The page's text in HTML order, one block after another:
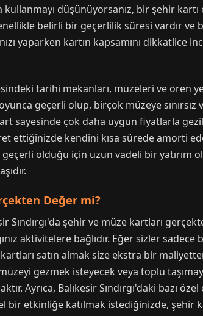
düşünüyorsanız, bir şehir
belirli bir geçerlilik süresi vardır ve bu
yaparken kartın kapsamını dikkatlice
tarihi mekanları, müzeleri ve
geçerli olup, birçok müzeye sınırsız
sayesinde çok daha uygun fiyatlarla
ettiğinizde kendini kısa sürede amorti
olduğu için uzun vadeli bir yatırım
Değer mi?
şehir ve müze kartları
aktivitelere bağlıdır. Eğer sizler
satın almak size ekstra bir
gezmek isteyecek veya toplu
Ayrıca, Balıkesir Sındırgı'daki bazı
etkinliğe katılmak istediğinizde, şehir